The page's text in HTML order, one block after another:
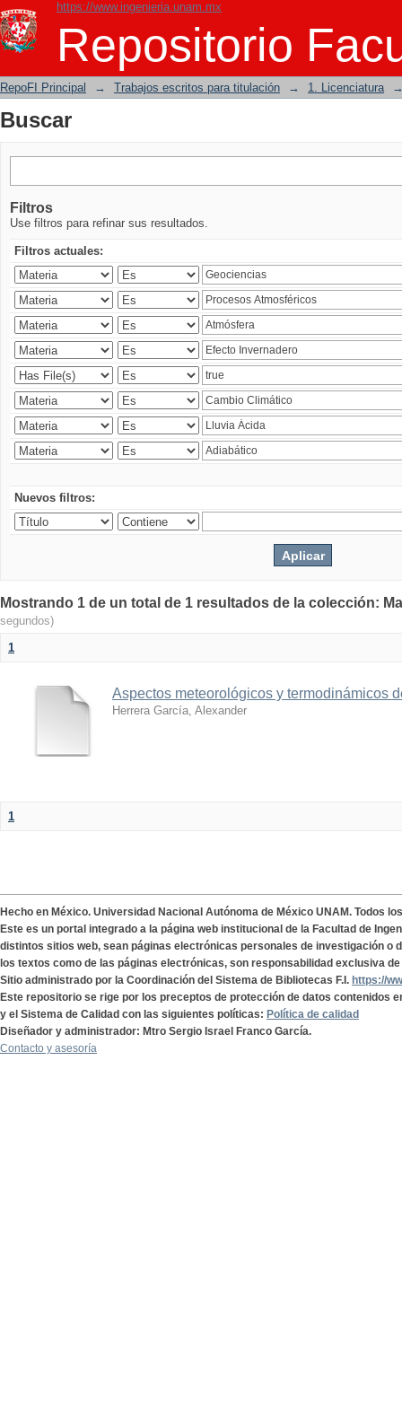
https://www.ingenieria.unam.mx
Repositorio
Buscar
RepoFI Principal → Trabajos escritos para titulación → 1. Licenciatura
Buscar
Filtros
Use filtros para refinar sus resultados.
Filtros actuales:
Nuevos filtros:
Mostrando 1 de un total de 1 resultados de la colección:
segundos)
1
Aspectos meteorológicos y termodinámicos
Herrera García, Alexander
1
Hecho en México. Universidad Nacional Autónoma de México UNAM. Todos
Este es un portal integrado a la página web institucional de la Facultad de
distintos sitios web, sean páginas electrónicas personales de investigación o
los textos como de las páginas electrónicas, son responsabilidad exclusiva
Sitio administrado por la Coordinación del Sistema de Bibliotecas F.I. https://
Este repositorio se rige por los preceptos de protección de datos contenidos
y el Sistema de Calidad con las siguientes políticas: Política de calidad
Diseñador y administrador: Mtro Sergio Israel Franco García.
Contacto y asesoría